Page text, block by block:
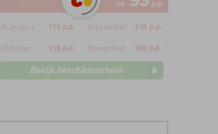
va p.p.
Augustus 111 p.p. September 118 p.p.
Oktober 118 p.p. November 105 p.p.
Bekijk beschikbaarheid